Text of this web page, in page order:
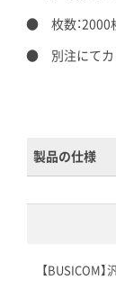
枚数：
別注にて
製品の仕様
【BUSICOM